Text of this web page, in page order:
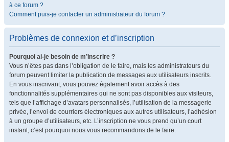
à ce forum ?
Comment puis-je contacter un administrateur du forum ?
Problèmes de connexion et d’inscription
Pourquoi ai-je besoin de m’inscrire ?
Vous n’êtes pas dans l’obligation de le faire, mais les administrateurs du
forum peuvent limiter la publication de messages aux utilisateurs inscrits.
En vous inscrivant, vous pouvez également avoir accès à des
fonctionnalités supplémentaires qui ne sont pas disponibles aux visiteurs,
tels que l’affichage d’avatars personnalisés, l’utilisation de la messagerie
privée, l’envoi de courriers électroniques aux autres utilisateurs, l’adhésion
à un groupe d’utilisateurs, etc. L’inscription ne vous prend qu’un court
instant, c’est pourquoi nous vous recommandons de le faire.